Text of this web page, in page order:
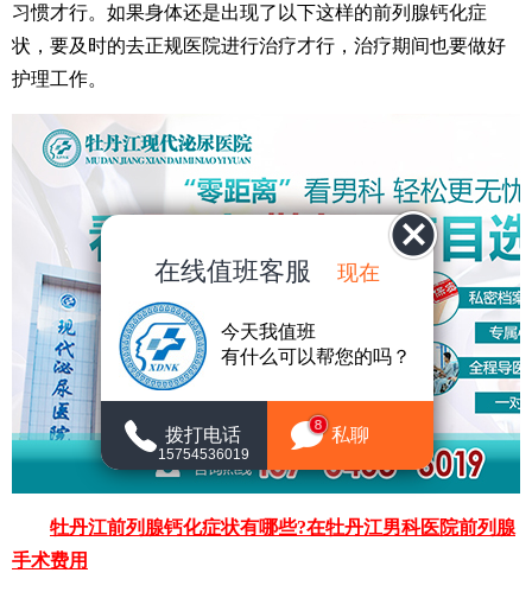
习惯才行。如果身体还是出现了以下这样的前列腺钙化症
状，要及时的去正规医院进行治疗才行，治疗期间也要做好
护理工作。
牡丹江前列腺钙化症状有哪些?在牡丹江男科医院前列腺
手术费用
在线值班客服 现在
今天我值班
有什么可以帮您的吗？
拨打电话
15754536019
8 私聊